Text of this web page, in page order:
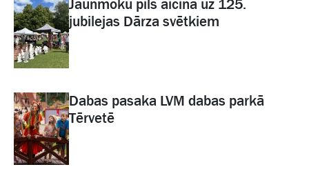
Jaunmoku pils aicina uz 125.
jubilejas Dārza svētkiem
Dabas pasaka LVM dabas parkā
Tērvetē